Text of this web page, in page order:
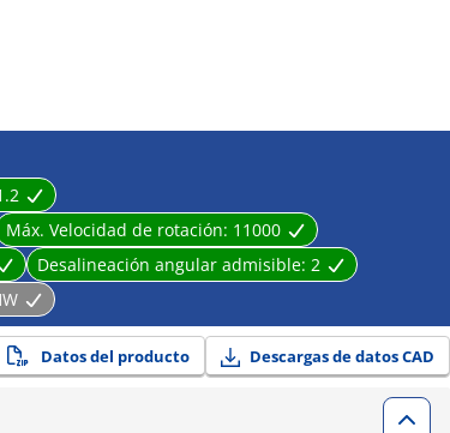
Máx. Velocidad de rotación: 11000
Desalineación angular admisible: 2
Datos del producto Descargas de datos CAD